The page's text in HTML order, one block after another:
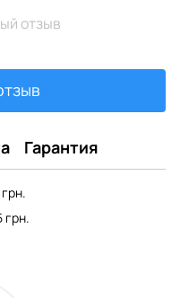
отзыв
Гарантия
грн.